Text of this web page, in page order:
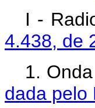
I -
4.438, de
1.
dada pelo